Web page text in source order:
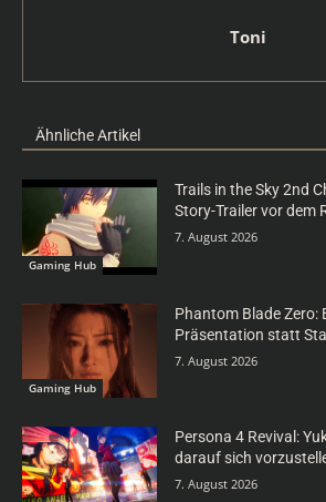
Toni
Ähnliche Artikel
Gaming Hub
Trails in the Sky 2nd
Story-Trailer vor dem
7. August 2026
Gaming Hub
Phantom Blade Zero:
Präsentation statt
7. August 2026
Persona 4 Revival:
darauf sich
7. August 2026